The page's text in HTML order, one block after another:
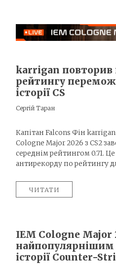
karrigan
рейтингу
історії CS
Сергій Таран
Капітан Falcons Фін
Cologne Major 2026 з CS2
середнім рейтингом 0.71.
антирекорду по рейтингу
ЧИТАТИ
IEM Cologne Major
найпопулярнішим
історії Counter-